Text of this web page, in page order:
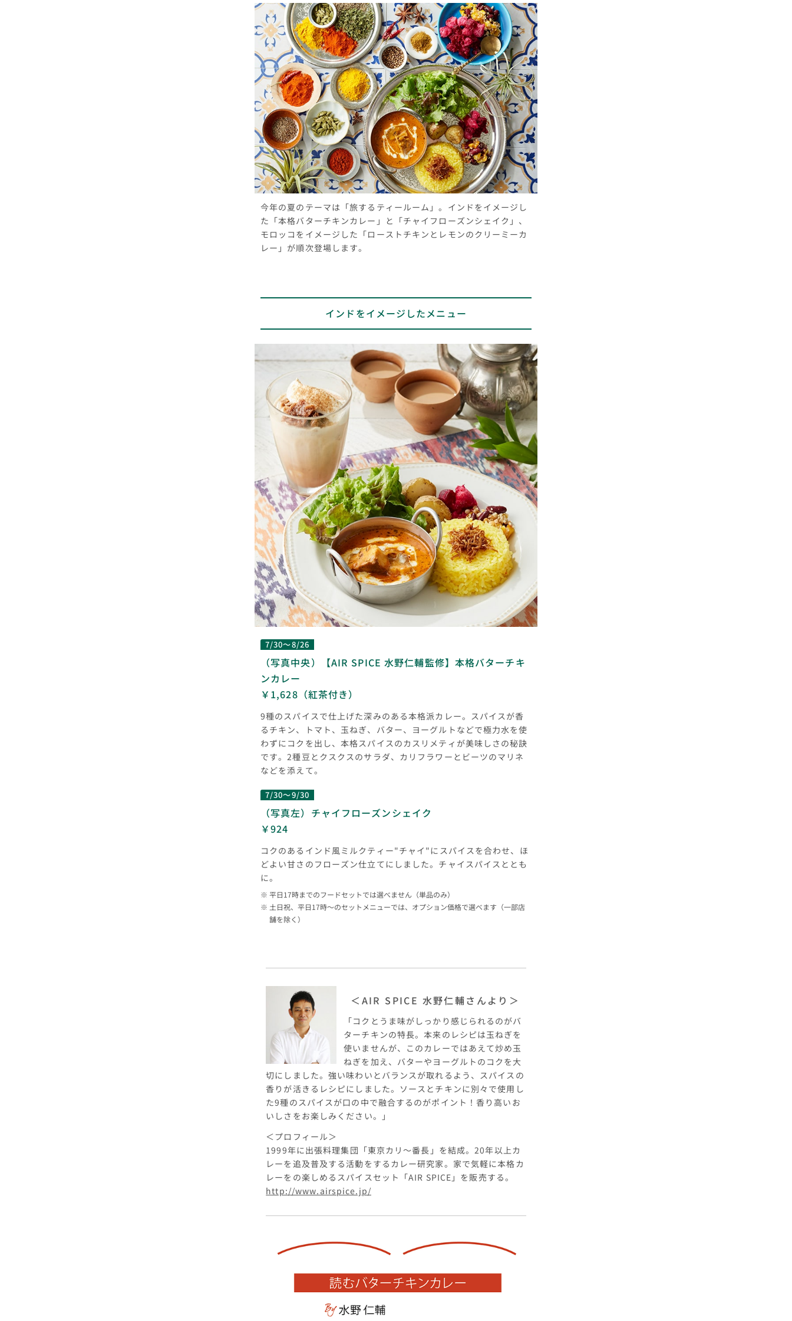
今年の夏のテーマは「旅するティールーム」。インドをイメージし
た「本格バターチキンカレー」と「チャイフローズンシェイク」、
モロッコをイメージした「ローストチキンとレモンのクリーミーカ
レー」が順次登場します。
インドをイメージしたメニュー
7/30～8/26
（写真中央）【AIR SPICE 水野仁輔監修】本格バターチキ
ンカレー
￥1,628（紅茶付き）
9種のスパイスで仕上げた深みのある本格派カレー。スパイスが香
るチキン、トマト、玉ねぎ、バター、ヨーグルトなどで極力水を使
わずにコクを出し、本格スパイスのカスリメティが美味しさの秘訣
です。2種豆とクスクスのサラダ、カリフラワーとビーツのマリネ
などを添えて。
7/30～9/30
（写真左）チャイフローズンシェイク
￥924
コクのあるインド風ミルクティー"チャイ"にスパイスを合わせ、ほ
どよい甘さのフローズン仕立てにしました。チャイスパイスととも
に。
平日17時までのフードセットでは選べません（単品のみ）
土日祝、平日17時～のセットメニューでは、オプション価格で選べます（一部店
舗を除く）
＜AIR SPICE 水野仁輔さんより＞
「コクとうま味がしっかり感じられるのがバ
ターチキンの特長。本来のレシピは玉ねぎを
使いませんが、このカレーではあえて炒め玉
ねぎを加え、バターやヨーグルトのコクを大
切にしました。強い味わいとバランスが取れるよう、スパイスの
香りが活きるレシピにしました。ソースとチキンに別々で使用し
た9種のスパイスが口の中で融合するのがポイント！香り高いお
いしさをお楽しみください。」
＜プロフィール＞
1999年に出張料理集団「東京カリ～番長」を結成。20年以上カ
レーを追及普及する活動をするカレー研究家。家で気軽に本格カ
レーをの楽しめるスパイスセット「AIR SPICE」を販売する。
http://www.airspice.jp/